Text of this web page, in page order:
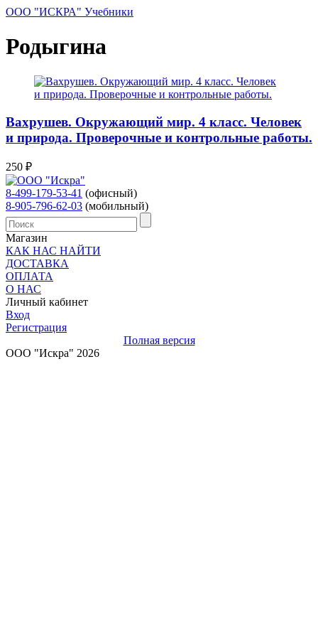
ООО "ИСКРА" Учебники
Родыгина
Вахрушев. Окружающий мир. 4 класс. Человек
и природа. Проверочные и контрольные работы.
250 ₽
8-499-179-53-41 (офисный)
8-905-796-62-03 (мобильный)
Магазин
КАК НАС НАЙТИ
ДОСТАВКА
ОПЛАТА
О НАС
Личный кабинет
Вход
Регистрация
Полная версия
ООО "Искра" 2026